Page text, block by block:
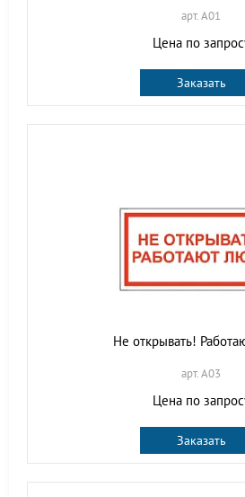
арт. A01
Цена по
Заказать
Не открывать!
арт. A03
Цена по
Заказать